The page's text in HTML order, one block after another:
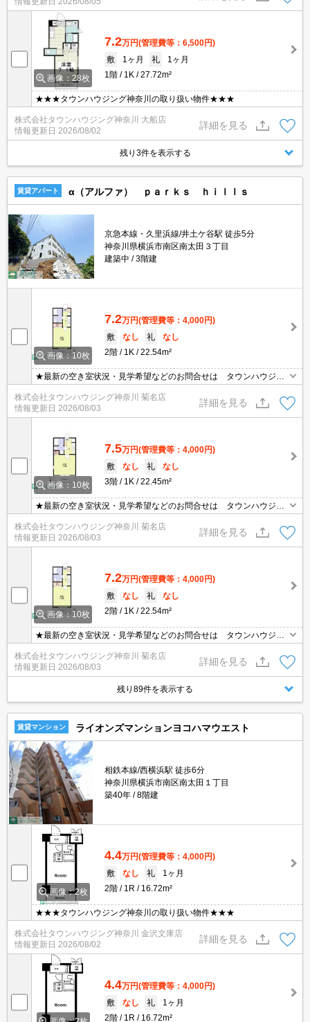
画像：28枚
7.2万円(管理費等：6,500円)
敷
1ヶ月 礼
1ヶ月
1階
1K 27.72m²
★★★タウンハウジング神奈川の取り扱い物件★★★
株式会社タウンハウジング神奈川 大船店
情報更新日 2026/08/02
詳細を見る
残り3件を表示する
賃貸アパート α（アルファ） ｐａｒｋｓ ｈｉｌｌｓ
京急本線・久里浜線/井土ケ谷駅 徒歩5分
神奈川県横浜市南区南太田３丁目
建築中
3階建
画像：10枚
7.2万円(管理費等：4,000円)
敷
なし 礼
なし
2階
1K 22.54m²
★最新の空き室状況・見学希望などのお問合せは タウンハウジン
グまでお気軽に♪★
株式会社タウンハウジング神奈川 菊名店
情報更新日 2026/08/03
詳細を見る
画像：10枚
7.5万円(管理費等：4,000円)
敷
なし 礼
なし
3階
1K 22.45m²
★最新の空き室状況・見学希望などのお問合せは タウンハウジン
グまでお気軽に♪★
株式会社タウンハウジング神奈川 菊名店
情報更新日 2026/08/03
詳細を見る
画像：10枚
7.2万円(管理費等：4,000円)
敷
なし 礼
なし
2階
1K 22.54m²
★最新の空き室状況・見学希望などのお問合せは タウンハウジン
グまでお気軽に♪★
株式会社タウンハウジング神奈川 菊名店
情報更新日 2026/08/03
詳細を見る
残り89件を表示する
賃貸マンション ライオンズマンションヨコハマウエスト
相鉄本線/西横浜駅 徒歩6分
神奈川県横浜市南区南太田１丁目
築40年
8階建
画像：2枚
4.4万円(管理費等：4,000円)
敷
なし 礼
1ヶ月
2階
1R 16.72m²
★★★タウンハウジング神奈川の取り扱い物件★★★
株式会社タウンハウジング神奈川 金沢文庫店
情報更新日 2026/08/02
詳細を見る
4.4万円(管理費等：4,000円)
敷
なし 礼
1ヶ月
2階
1R 16.72m²